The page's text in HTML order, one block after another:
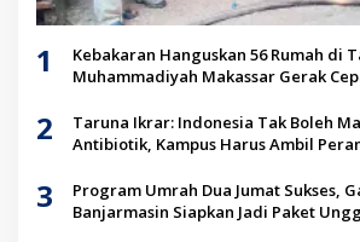
1
Kebakaran Hanguskan 56 Rumah di
Muhammadiyah Makassar Gerak
2
Taruna Ikrar: Indonesia Tak Boleh
Antibiotik, Kampus Harus Ambil
3
Program Umrah Dua Jumat Sukses,
Banjarmasin Siapkan Jadi Paket